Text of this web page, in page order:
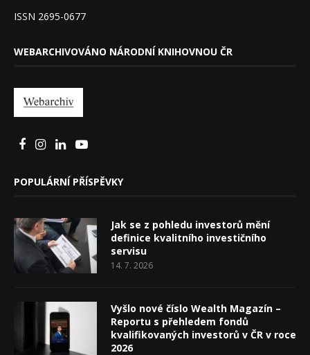
ISSN 2695-0677
WEBARCHIVOVÁNO NÁRODNÍ KNIHOVNOU ČR
POPULÁRNÍ PŘÍSPĚVKY
Jak se z pohledu investorů mění
definice kvalitního investičního
servisu
14. 7. 2026
Vyšlo nové číslo Wealth Magazín –
Reportu s přehledem fondů
kvalifikovaných investorů v ČR v roce
2026